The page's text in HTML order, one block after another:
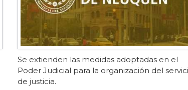
Se extienden las medidas adoptadas en el
Poder Judicial para la organización del
de justicia.